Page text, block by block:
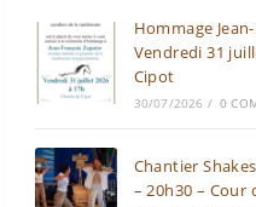
Hommage
Vendredi 31
Cipot
30/07/2026 / 0
Chantier
– 20h30 – Cour